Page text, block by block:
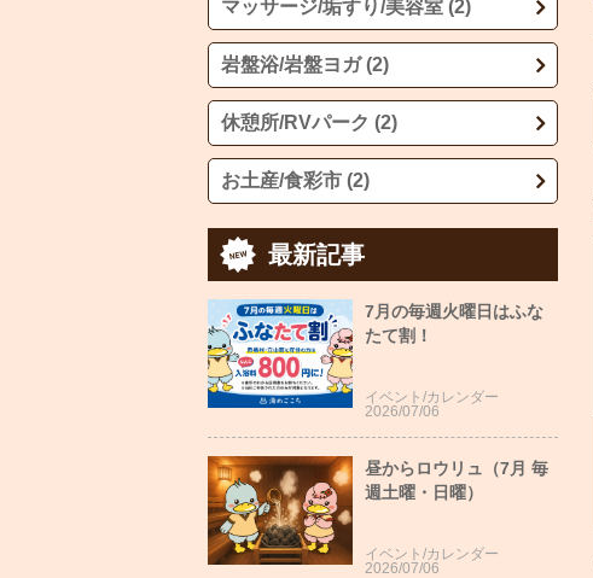
マッサージ/垢すり/美容室 (2)
岩盤浴/岩盤ヨガ (2)
休憩所/RVパーク (2)
お土産/食彩市 (2)
最新記事
7月の毎週火曜日はふな
たて割！
イベント/カレンダー
2026/07/06
昼からロウリュ（7月 毎
週土曜・日曜）
イベント/カレンダー
2026/07/06